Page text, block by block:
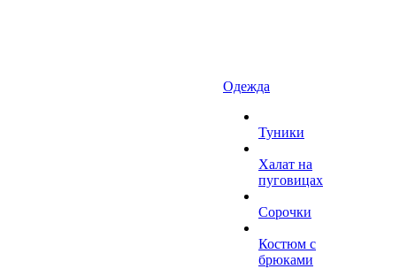
Одежда
Туники
Халат на
пуговицах
Сорочки
Костюм с
брюками